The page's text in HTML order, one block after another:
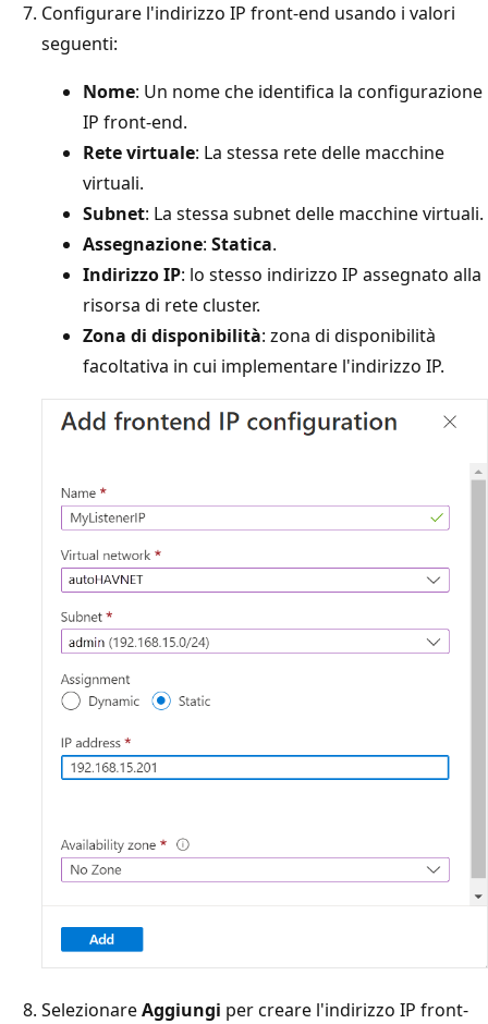
Configurare l'indirizzo IP front-end usando i valori
seguenti:
Nome: Un nome che identifica la configurazione
IP front-end.
Rete virtuale: La stessa rete delle macchine
virtuali.
Subnet: La stessa subnet delle macchine virtuali.
Assegnazione: Statica.
Indirizzo IP: lo stesso indirizzo IP assegnato alla
risorsa di rete cluster.
Zona di disponibilità: zona di disponibilità
facoltativa in cui implementare l'indirizzo IP.
SelezionareAggiungi per creare l'indirizzo IP front-